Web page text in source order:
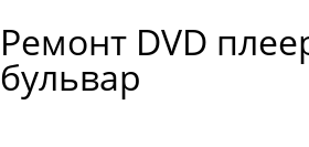
Ремонт DVD
бульвар